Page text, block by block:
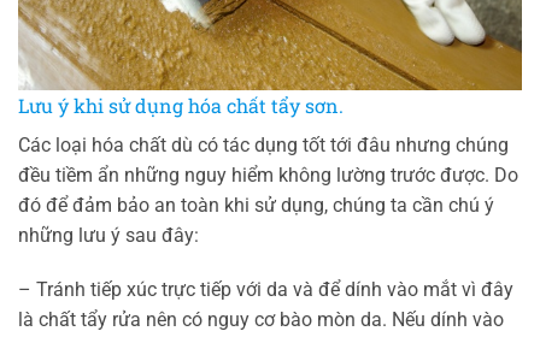
Lưu ý khi sử dụng hóa chất tẩy sơn.
Các loại hóa chất dù có tác dụng tốt tới đâu nhưng chúng
đều tiềm ẩn những nguy hiểm không lường trước được. Do
đó để đảm bảo an toàn khi sử dụng, chúng ta cần chú ý
những lưu ý sau đây:
– Tránh tiếp xúc trực tiếp với da và để dính vào mắt vì đây
là chất tẩy rửa nên có nguy cơ bào mòn da. Nếu dính vào